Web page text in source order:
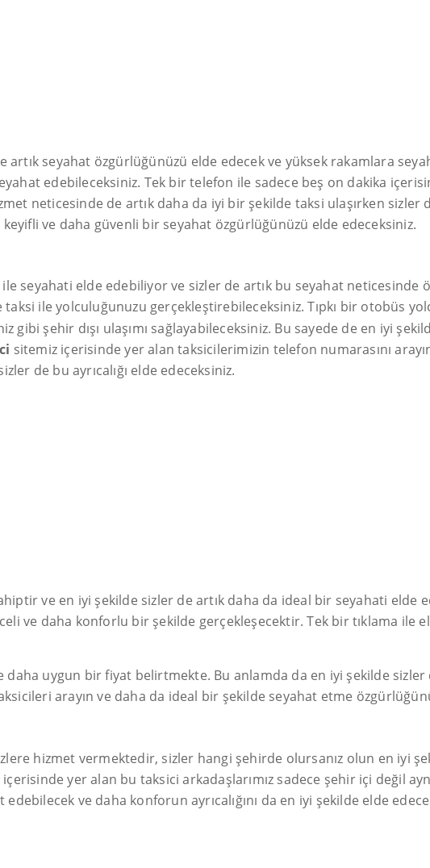
seyahat özgürlüğünüzü elde edecek ve yüksek rakamlara
edebileceksiniz. Tek bir telefon ile sadece beş on dakika
neticesinde de artık daha da iyi bir şekilde taksi ulaşırken sizler
keyifli ve daha güvenli bir seyahat özgürlüğünüzü elde edeceksiniz.
ile seyahati elde edebiliyor ve sizler de artık bu seyahat
ile yolculuğunuzu gerçekleştirebileceksiniz. Tıpkı bir otobüs
şehir dışı ulaşımı sağlayabileceksiniz. Bu sayede de en iyi
sitemiz içerisinde yer alan taksicilerimizin telefon numarasını
de bu ayrıcalığı elde edeceksiniz.
ve en iyi şekilde sizler de artık daha da ideal bir seyahati elde
ve daha konforlu bir şekilde gerçekleşecektir. Tek bir tıklama ile
daha uygun bir fiyat belirtmekte. Bu anlamda da en iyi şekilde sizler
arayın ve daha da ideal bir şekilde seyahat etme
hizmet vermektedir, sizler hangi şehirde olursanız olun en iyi
içerisinde yer alan bu taksici arkadaşlarımız sadece şehir içi değil
ve daha konforun ayrıcalığını da en iyi şekilde elde